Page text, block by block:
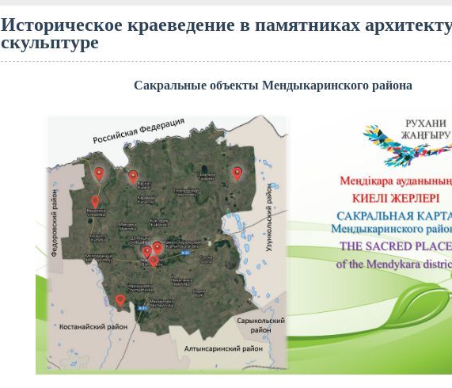
Историческое краеведение в памятниках
скульптуре
Сакральные объекты Мендыкаринского района